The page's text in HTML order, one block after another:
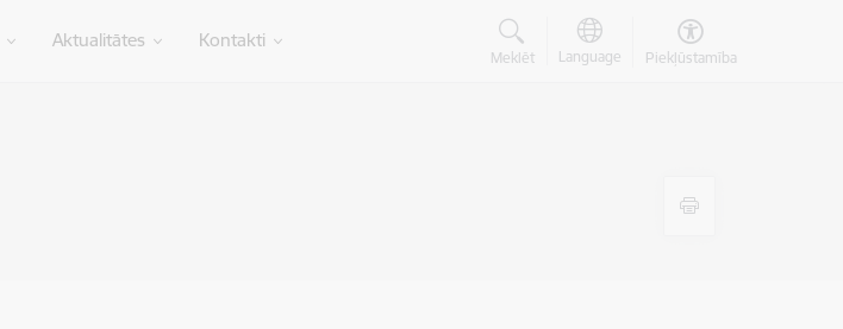
Aktualitātes Kontakti
Meklēt Language Piekļūstamība